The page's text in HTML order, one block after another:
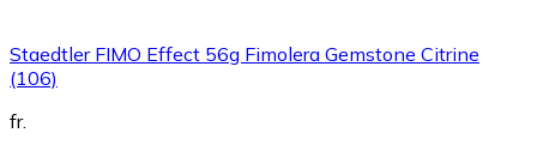
Staedtler FIMO Effect 56g Fimolera Gemstone Citrine
(106)
fr.